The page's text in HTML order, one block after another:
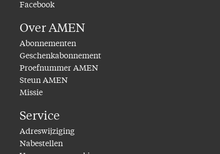
Facebook
Over AMEN
Abonnementen
Geschenkabonnement
Proefnummer AMEN
Steun AMEN
Missie
Service
Adreswijziging
Nabestellen